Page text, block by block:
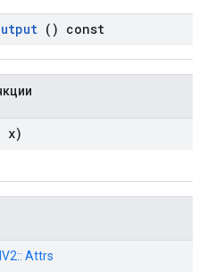
() const
x)
Attrs